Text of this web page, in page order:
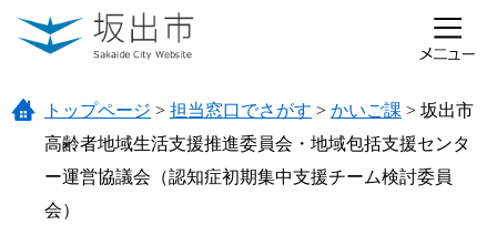
ページの先頭です。
メニューを飛ばして本文へ
トップページ > 担当窓口でさがす > かいご課 > 坂出市
高齢者地域生活支援推進委員会・地域包括支援センタ
ー運営協議会（認知症初期集中支援チーム検討委員
会）